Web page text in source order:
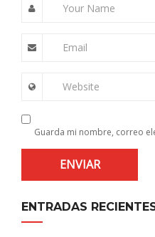
Your Name
Email
Website
ENTRADAS